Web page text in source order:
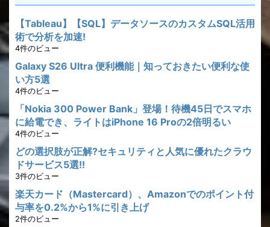
【Tableau】【SQL】データソースのカスタムSQL活用
術で分析を加速!
4件のビュー
Galaxy S26 Ultra 便利機能｜知っておきたい便利な使
い方5選
4件のビュー
「Nokia 300 Power Bank」登場！待機45日でスマホ
に給電でき、ライトはiPhone 16 Proの2倍明るい
4件のビュー
どの選択肢が正解?セキュリティと人気に優れたクラウ
ドサービス5選!!
3件のビュー
楽天カード（Mastercard）、Amazonでのポイント付
与率を0.2%から1%に引き上げ
2件のビュー